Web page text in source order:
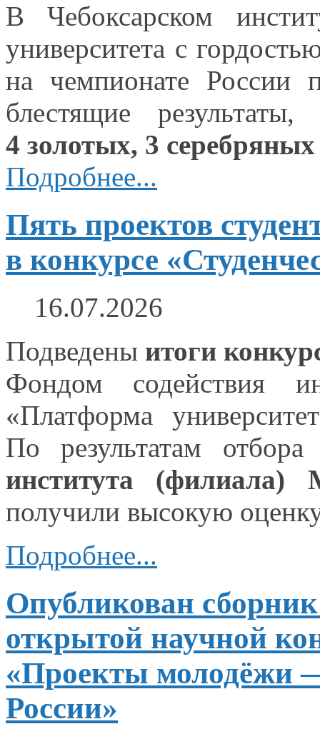
В Чебоксарском
университета с
на чемпионате России
блестящие
4 золотых, 3 серебряных
Подробнее...
Пять проектов
в конкурсе
16.07.2026
Подведены итоги
Фондом содействия
«Платформа
По результатам отбора
института (филиала)
получили высокую
Подробнее...
Опубликован
открытой научной
«Проекты молодёжи
России»